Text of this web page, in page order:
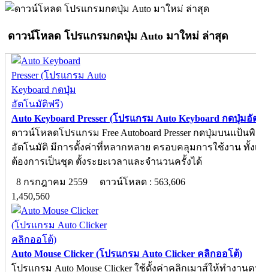
ดาวน์โหลด โปรแกรมกดปุ่ม Auto มาใหม่ ล่าสุด
Auto Keyboard Presser (โปรแกรม Auto Keyboard กดปุ่ม
ดาวน์โหลดโปรแกรม Free Autoboard Presser กดปุ่มบนแป้น
อัตโนมัติ มีการตั้งค่าที่หลากหลาย ครอบคลุมการใช้งาน ทั้
ต้องการเป็นชุด ตั้งระยะเวลาและจำนวนครั้งได้
8 กรกฎาคม 2559
ดาวน์โหลด : 563,606
1,450,560
Auto Mouse Clicker (โปรแกรม Auto Clicker คลิกออโต้)
โปรแกรม Auto Mouse Clicker ใช้ตั้งค่าคลิกเมาส์ให้ทำงาน